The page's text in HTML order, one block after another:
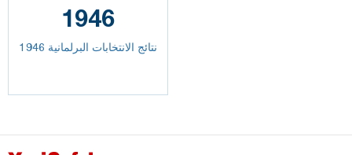
1946
نتائج الانتخابات البرلمانية 1946